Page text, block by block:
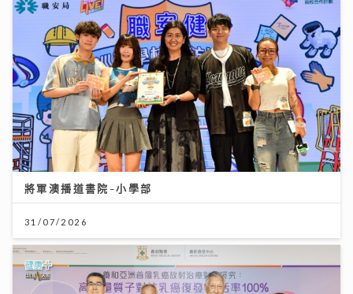
將軍澳播道書院-小學部
31/07/2026